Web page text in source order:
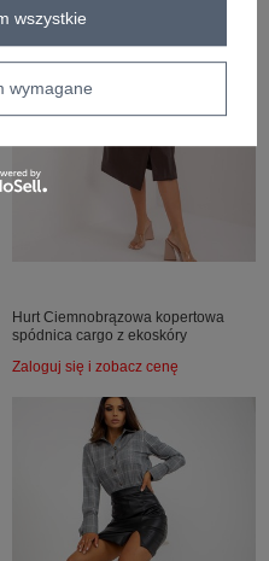
Hurt Ciemnobrązowa kopertowa
spódnica cargo z ekoskóry
Zaloguj się i zobacz cenę
wymagane
wszystkie